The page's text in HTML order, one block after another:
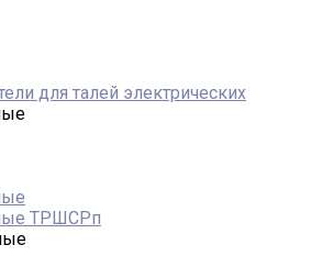
для талей электрических
ТРШСРп